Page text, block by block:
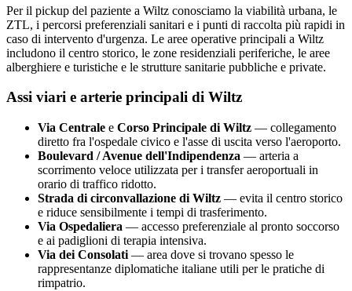
Per il pickup del paziente a Wiltz conosciamo la viabilità urbana, le
ZTL, i percorsi preferenziali sanitari e i punti di raccolta più rapidi in
caso di intervento d'urgenza. Le aree operative principali a Wiltz
includono il centro storico, le zone residenziali periferiche, le aree
alberghiere e turistiche e le strutture sanitarie pubbliche e private.
Assi viari e arterie principali di Wiltz
Via Centrale e Corso Principale di Wiltz — collegamento
diretto fra l'ospedale civico e l'asse di uscita verso l'aeroporto.
Boulevard / Avenue dell'Indipendenza — arteria a
scorrimento veloce utilizzata per i transfer aeroportuali in
orario di traffico ridotto.
Strada di circonvallazione di Wiltz — evita il centro storico
e riduce sensibilmente i tempi di trasferimento.
Via Ospedaliera — accesso preferenziale al pronto soccorso
e ai padiglioni di terapia intensiva.
Via dei Consolati — area dove si trovano spesso le
rappresentanze diplomatiche italiane utili per le pratiche di
rimpatrio.